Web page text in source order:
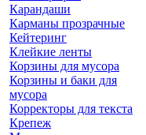
Карандаши
Карманы прозрачные
Кейтеринг
Клейкие ленты
Корзины для мусора
Корзины и баки для
мусора
Корректоры для текста
Крепеж